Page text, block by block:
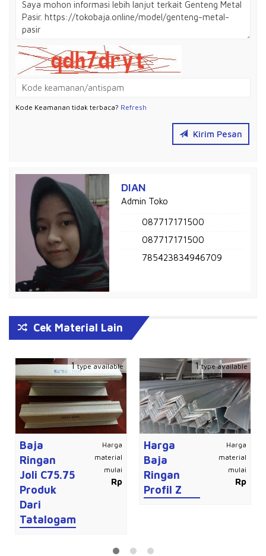
Kode Keamanan tidak terbaca? Refresh
Kirim Pesan
DIAN
Admin Toko
087717171500
087717171500
785423834946709
Cek Material Lain
Baja
Ringan
Joli C75.75
Produk
Dari
Tatalogam
Harga
material
mulai
Rp
1type available
Harga
Baja
Ringan
Profil Z
Harga
material
mulai
Rp
1type available